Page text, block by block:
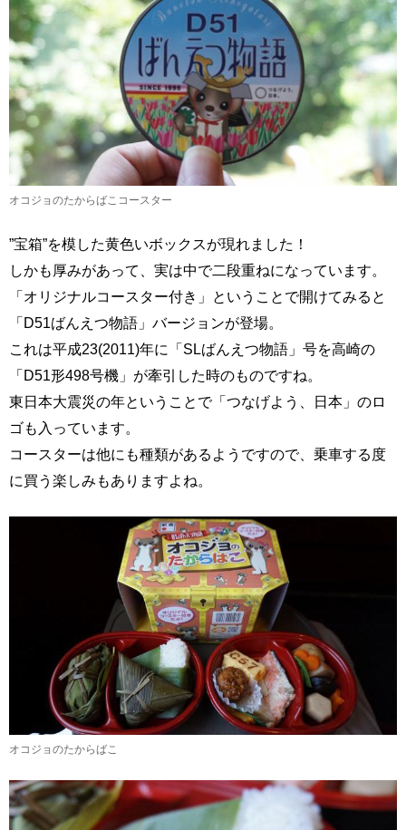
オコジョのたからばこコースター
”宝箱”を模した黄色いボックスが現れました！
しかも厚みがあって、実は中で二段重ねになっています。
「オリジナルコースター付き」ということで開けてみると
「D51ばんえつ物語」バージョンが登場。
これは平成23(2011)年に「SLばんえつ物語」号を高崎の
「D51形498号機」が牽引した時のものですね。
東日本大震災の年ということで「つなげよう、日本」のロ
ゴも入っています。
コースターは他にも種類があるようですので、乗車する度
に買う楽しみもありますよね。
オコジョのたからばこ